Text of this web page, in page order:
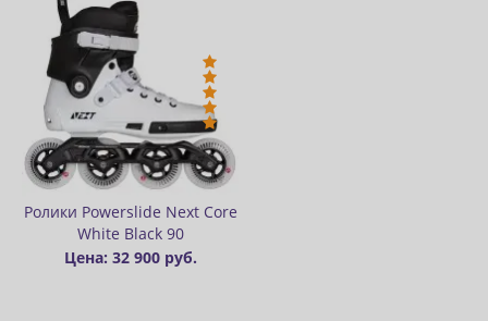
Ролики Powerslide Next Core
White Black 90
Цена: 32 900 руб.